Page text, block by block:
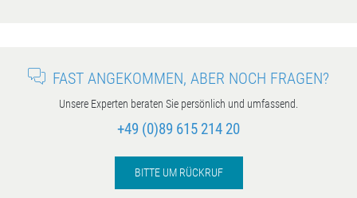
FAST ANGEKOMMEN, ABER NOCH FRAGEN?
Unsere Experten beraten Sie persönlich und umfassend.
+49 (0)89 615 214 20
BITTE UM RÜCKRUF